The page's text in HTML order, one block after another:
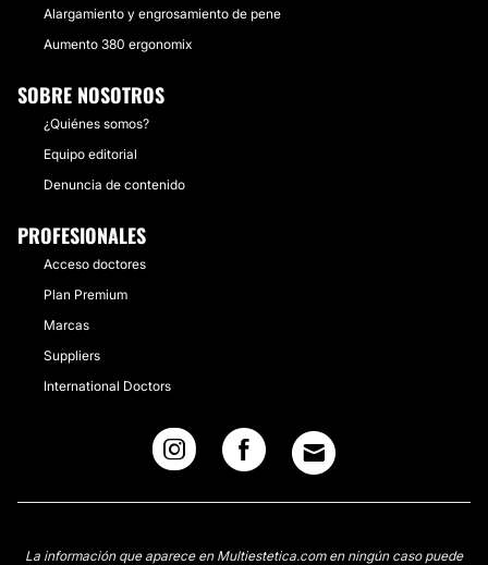
Alargamiento y engrosamiento de pene
Aumento 380 ergonomix
SOBRE NOSOTROS
¿Quiénes somos?
Equipo editorial
Denuncia de contenido
PROFESIONALES
Acceso doctores
Plan Premium
Marcas
Suppliers
International Doctors
La información que aparece en Multiestetica.com en ningún caso puede